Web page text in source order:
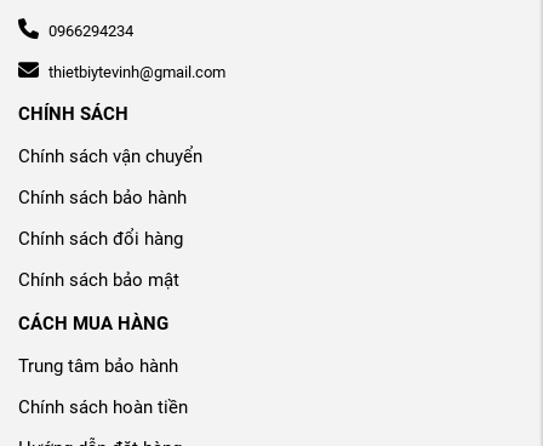
0966294234
thietbiytevinh@gmail.com
CHÍNH SÁCH
Chính sách vận chuyển
Chính sách bảo hành
Chính sách đổi hàng
Chính sách bảo mật
CÁCH MUA HÀNG
Trung tâm bảo hành
Chính sách hoàn tiền